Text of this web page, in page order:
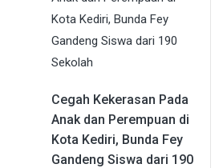
Cegah Kekerasan Pada
Anak dan Perempuan di
Kota Kediri, Bunda Fey
Gandeng Siswa dari 190